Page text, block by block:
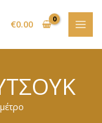
€0.00